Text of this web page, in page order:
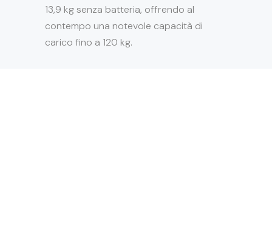
13,9 kg senza batteria, offrendo al
contempo una notevole capacità di
carico fino a 120 kg.